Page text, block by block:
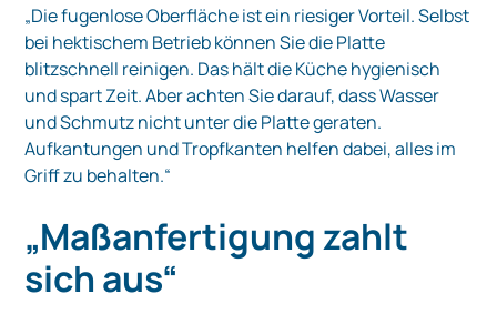
„Die fugenlose Oberfläche ist ein riesiger Vorteil. Selbst
bei hektischem Betrieb können Sie die Platte
blitzschnell reinigen. Das hält die Küche hygienisch
und spart Zeit. Aber achten Sie darauf, dass Wasser
und Schmutz nicht unter die Platte geraten.
Aufkantungen und Tropfkanten helfen dabei, alles im
Griff zu behalten.“
„Maßanfertigung zahlt
sich aus“